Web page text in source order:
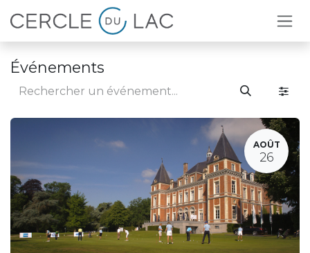
Se rendre au contenu
Événements
AOÛT
26